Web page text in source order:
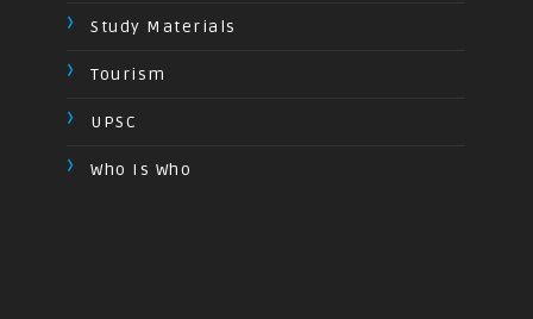
Study Materials
Tourism
UPSC
Who Is Who